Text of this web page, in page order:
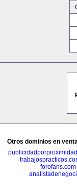
Otros dominios en
forofans.com